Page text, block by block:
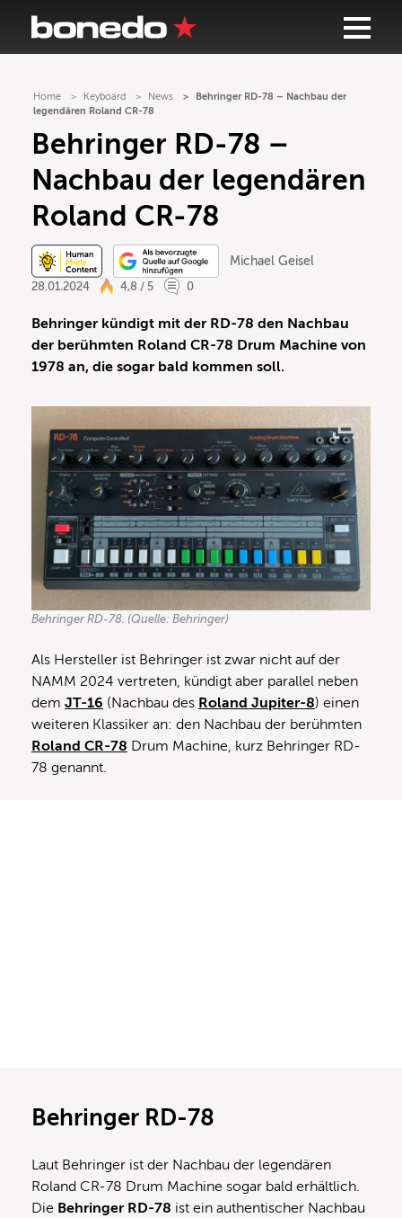
Home Keyboard News
Behringer RD-78 – Nachbau der
legendären Roland CR-78
Behringer RD-78 –
Nachbau der legendären
Roland CR-78
Michael Geisel
28.01.2024
4,8 / 5 0
Behringer kündigt mit der RD-78 den Nachbau
der berühmten Roland CR-78 Drum Machine von
1978 an, die sogar bald kommen soll.
Behringer RD-78. (Quelle: Behringer)
Als Hersteller ist Behringer ist zwar nicht auf der
NAMM 2024 vertreten, kündigt aber parallel neben
dem JT-16 (Nachbau des Roland Jupiter-8) einen
weiteren Klassiker an: den Nachbau der berühmten
Roland CR-78 Drum Machine, kurz Behringer RD-
78 genannt.
Behringer RD-78
Laut Behringer ist der Nachbau der legendären
Roland CR-78 Drum Machine sogar bald erhältlich.
Die Behringer RD-78 ist ein authentischer Nachbau